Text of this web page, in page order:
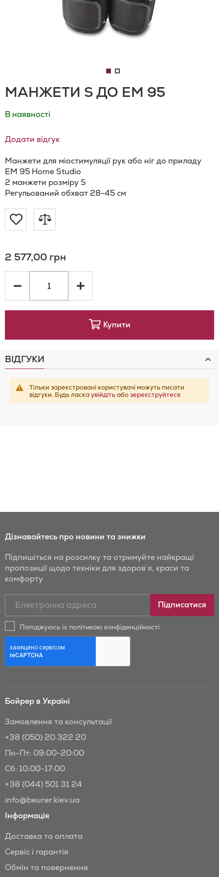
МАНЖЕТИ S ДО EM 95
В наявності
Додати відгук
Манжети для міостимуляції рук або ніг до приладу
EM 95 Home Studio
2 манжети розміру S
Регульований обхват 28-45 см
Додати
Списку
Бажань
Додати
порівняння
2 577,00 грн
Купити
ВІДГУКИ
Тільки зареєстровані користувачі можуть писати
відгуки. Будь ласкаувійдітьабозереєструйтеся
Дізнавайтесь про новини та знижки
Підпишіться на розсилку та отримуйте найкращі
пропозиції щодо техніки для здоров`я, краси та
комфорту
новини
та
Бойрер:
Підписатися
Погоджуюсь із політикою конфіденційності.
Бойрер в Україні
Замовлення та консультації
+38 (050) 20 322 20
Пн-Пт: 09:00-20:00
Сб: 10:00-17:00
+38 (044) 501 31 24
info@beurer.kiev.ua
Інформація
Доставка та оплата
Сервіс і гарантія
Обмін та повернення